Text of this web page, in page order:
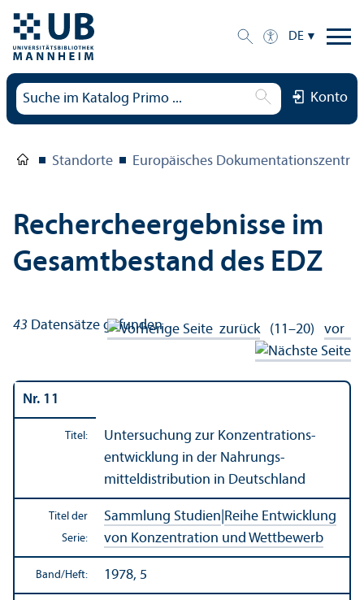
DE
Konto
Standorte Europäisches
Rechercheergebnisse im
Gesamtbestand des EDZ
43 Datensätze gefunden zurück(11–20) vor
Nr. 11
Titel:
Unter­suchung zur Konzentrations­
entwicklung in der Nahrungs­
mitteldistribution in Deutschland
Titel der
Serie:
Sammlung Studien Reihe Entwicklung
von Konzentration und Wettbewerb
Band/Heft: 1978, 5